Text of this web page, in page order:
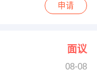
火炬时代A区9楼
申请
面议
08-08